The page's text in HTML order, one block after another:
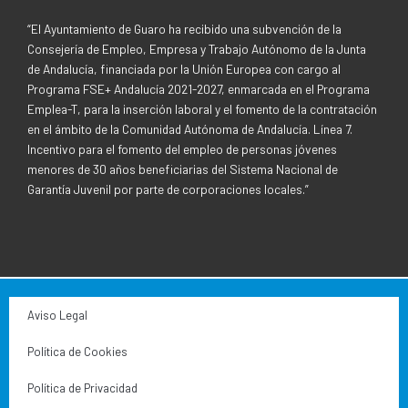
“El Ayuntamiento de Guaro ha recibido una subvención de la
Consejería de Empleo, Empresa y Trabajo Autónomo de la Junta
de Andalucía, financiada por la Unión Europea con cargo al
Programa FSE+ Andalucía 2021-2027, enmarcada en el Programa
Emplea-T, para la inserción laboral y el fomento de la contratación
en el ámbito de la Comunidad Autónoma de Andalucía. Línea 7.
Incentivo para el fomento del empleo de personas jóvenes
menores de 30 años beneficiarias del Sistema Nacional de
Garantía Juvenil por parte de corporaciones locales.”
Aviso Legal
Política de Cookies
Política de Privacidad